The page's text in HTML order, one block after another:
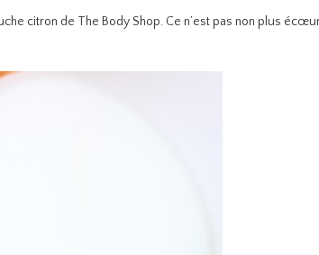
citron de The Body Shop. Ce n’est pas non plus